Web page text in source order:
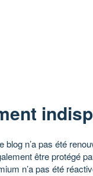
n’a pas été
être protégé
n’a pas été